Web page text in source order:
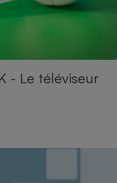
- Le téléviseur